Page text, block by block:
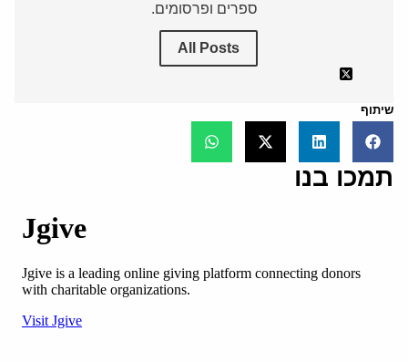
ספרים ופרסומים.
All Posts
שיתוף
תמכו בנו